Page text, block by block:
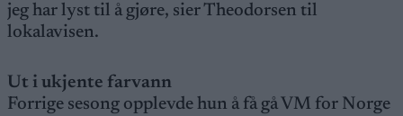
jeg har lyst til å gjøre, sier Theodorsen til
lokalavisen.
Ut i ukjente farvann
Forrige sesong opplevde hun å få gå VM for Norge